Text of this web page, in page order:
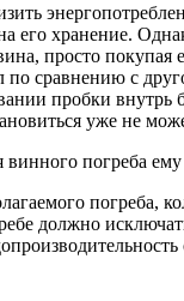
его хранение.
просто покупая
по сравнению с
пробки внутрь
уже не
винного погреба
погреба,
должно